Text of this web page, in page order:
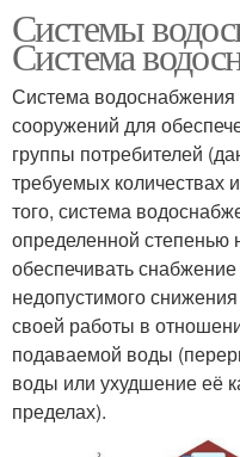
Системы
Система
Система водоснабжения
сооружений для
группы потребителей
требуемых количествах
того, система
определенной степенью
обеспечивать
недопустимого
своей работы в
подаваемой воды
воды или ухудшение её
пределах).